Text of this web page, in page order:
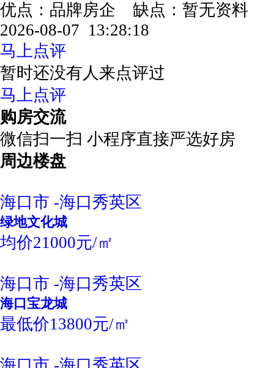
优点：品牌房企 缺点：暂无资料
2026-08-07 13:28:18
马上点评
暂时还没有人来点评过
马上点评
购房交流
微信扫一扫 小程序直接严选好房
周边楼盘
海口市 -海口秀英区
绿地文化城
均价21000元/㎡
海口市 -海口秀英区
海口宝龙城
最低价13800元/㎡